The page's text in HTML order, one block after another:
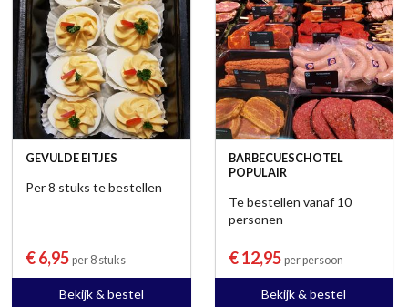
GEVULDE EITJES
Per 8 stuks te bestellen
€ 6,95 per 8 stuks
Bekijk & bestel
BARBECUESCHOTEL
POPULAIR
Te bestellen vanaf 10
personen
€ 12,95 per persoon
Bekijk & bestel